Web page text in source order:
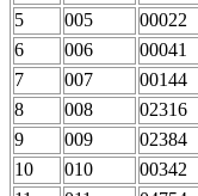
5
005 00022
6
006 00041
7
007 00144
8
008 02316
9
009 02384
10
010 00342